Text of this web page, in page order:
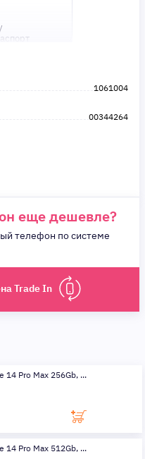
ставки
Ваше
1061004
00344264
еще дешевле?
телефон по системе
Trade In
Смартфон Apple iPhone 14 Pro Max 256Gb, ...
Смартфон Apple iPhone 14 Pro Max 512Gb, ...